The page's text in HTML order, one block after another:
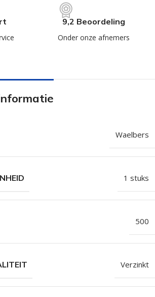
9,2 Beoordeling
Onder onze afnemers
Waelbers
1 stuks
500
Verzinkt